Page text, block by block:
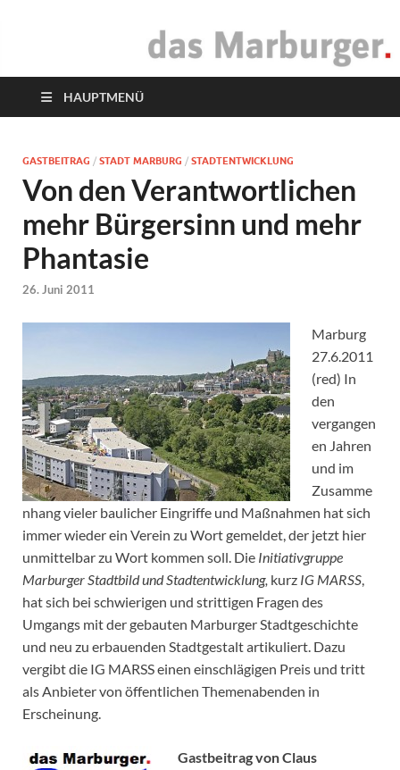
das Marburger.
HAUPTMENÜ
GASTBEITRAG / STADT MARBURG / STADTENTWICKLUNG
Von den Verantwortlichen
mehr Bürgersinn und mehr
Phantasie
26. Juni 2011
Marburg
27.6.2011
(red) In
den
vergangen
en Jahren
und im
Zusamme
nhang vieler baulicher Eingriffe und Maßnahmen hat sich
immer wieder ein Verein zu Wort gemeldet, der jetzt hier
unmittelbar zu Wort kommen soll. Die Initiativgruppe
Marburger Stadtbild und Stadtentwicklung, kurz IG MARSS,
hat sich bei schwierigen und strittigen Fragen des
Umgangs mit der gebauten Marburger Stadtgeschichte
und neu zu erbauenden Stadtgestalt artikuliert. Dazu
vergibt die IG MARSS einen einschlägigen Preis und tritt
als Anbieter von öffentlichen Themenabenden in
Erscheinung.
Gastbeitrag von Claus